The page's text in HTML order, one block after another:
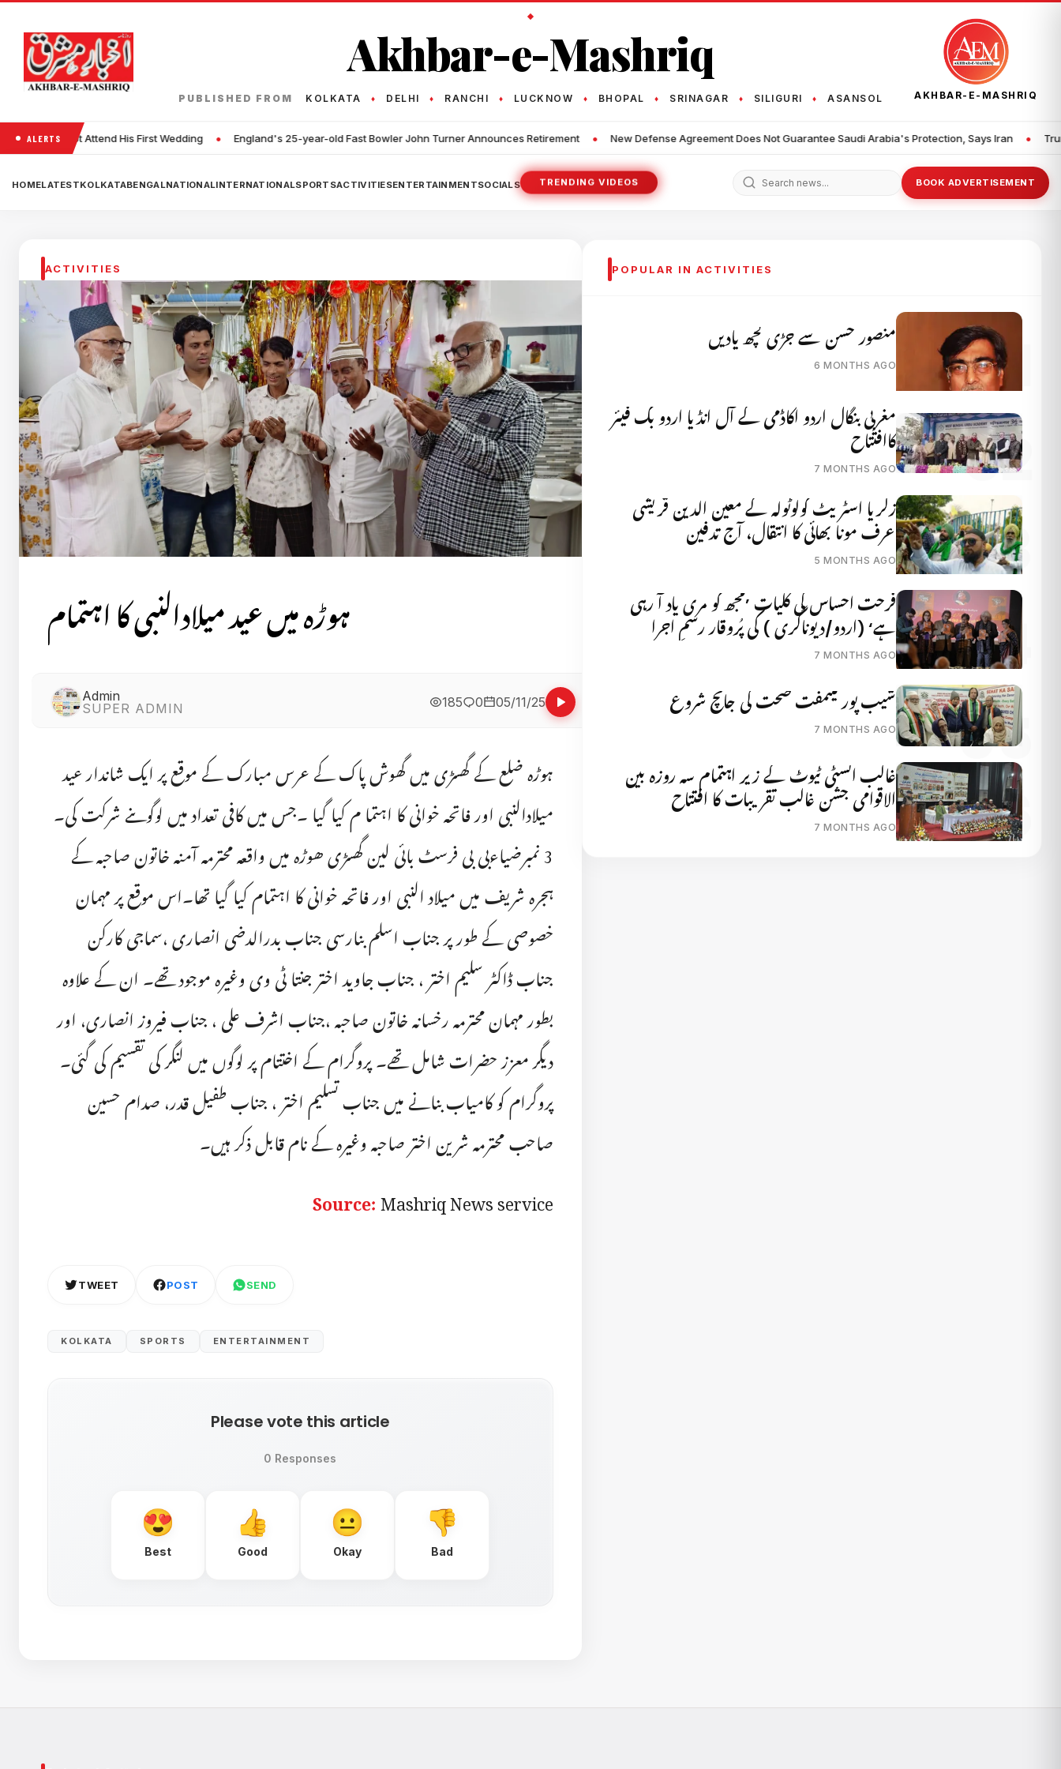
Akhbar-e-Mashriq
PUBLISHED FROM KOLKATA ♦ DELHI ♦ RANCHI ♦ LUCKNOW ♦ BHOPAL ♦ SRINAGAR ♦ SILIGURI ♦ ASANSOL AKHBAR-E-MASHRIQ
ALERTS
His First Wedding • England's 25-year-old Fast Bowler John Turner Announces Retirement • New Defense Agreement Does Not Guarantee Saudi Arabia's Protection, Says Iran • Trump Imposes New
HOMELATESTKOLKATABENGALNATIONALINTERNATIONALSPORTSACTIVITIESENTERTAINMENTSOCIALS TRENDING VIDEOS BOOK ADVERTISEMENT
ACTIVITIES
ہوڑہ میں عید میلادالنبی کا اہتمام
Admin
SUPER ADMIN
185 0 05/11/25
ہوڑہ ضلع کے گھسڑی میں گھوش پاک کے عرس مبارک کے موقع پر ایک شاندار عید
میلادالنبی اور فاتحہ خوانی کا اہتما م کیا گیا ۔جس میں کافی تعداد میں لوگوںنے شرکت کی۔
3 نمبرضیاءبی بی فرسٹ بائی لین گھسڑی ھوڑہ میں واقعہ محترمہ آمنہ خاتون صاحبہ کے
ہجرہ شریف میں میلاد النبی اور فاتحہ خوانی کا اہتمام کیا گیا تھا۔اس موقع پر مہمان
خصوصی کے طور پر جناب اسلم بنارسی جناب بدرالدضی انصاری ،سماجی کارکن
جناب ڈاکٹر سلیم اختر ، جناب جاوید اختر جنتا ٹی وی وغیرہ موجود تھے۔ ان کے علاوہ
بطور مہمان محترمہ رخسانہ خاتون صاحبہ ،جناب اشرف علی ، جناب فیروز انصاری، اور
دیگر معزز حضرات شامل تھے۔ پروگرام کے اختتام پر لوگوں میں لنگر کی تقسیم کی گئی۔
پروگرام کو کامیاب بنانے میں جناب تسلیم اختر ، جناب طفیل قدر، صدام حسین
صاحب محترمہ شرین اختر صاحبہ وغیرہ کے نام قابل ذکر ہیں۔
Source:Mashriq News service
TWEET POST SEND
KOLKATA SPORTS ENTERTAINMENT
Please vote this article
0 Responses
Best Good Okay Bad
POPULAR IN ACTIVITIES
منصور حسن سے جڑی کچھ یادیں
6 MONTHS AGO
مغربی بنگال اردو اکاڈمی کے آل انڈیا اردو بک فیئر
کاافتتاح
7 MONTHS AGO
زکریا اسٹریٹ کولوٹولہ کے معین الدین قریشی
عرف مونا بھائی کا انتقال، آج تدفین
5 MONTHS AGO
فرحت احساس کی کلیات ’مجھ کو مری یاد آ رہی
ہے‘ (اردو/دیوناگری ) کی پُروقار رسمِ اجرا
7 MONTHS AGO
شیب پور میںمفت صحت کی جانچ شروع
7 MONTHS AGO
غالب انسٹی ٹیوٹ کے زیر اہتمام سہ روزہ بین
الاقوامی جشن غالب تقریبات کا افتتاح
7 MONTHS AGO